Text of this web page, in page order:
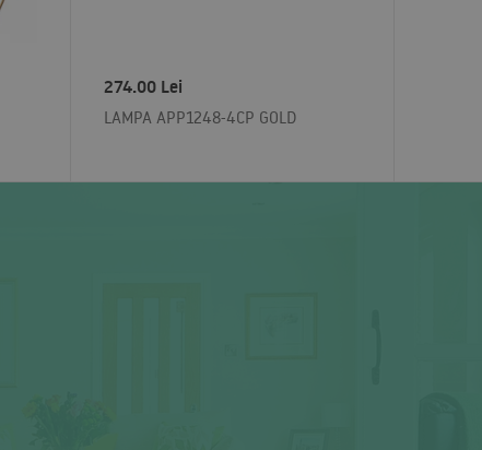
274.00 Lei
LAMPA APP1248-4CP GOLD